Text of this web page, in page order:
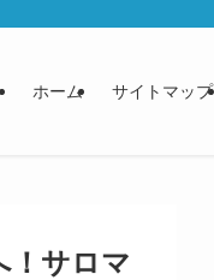
ホーム サイトマップ
！サロマ